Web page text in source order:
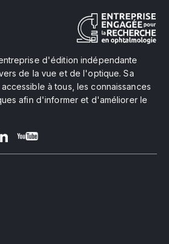
d'édition indépendante
de la vue et de l'optique. Sa
à tous, les connaissances
afin d'informer et d'améliorer le